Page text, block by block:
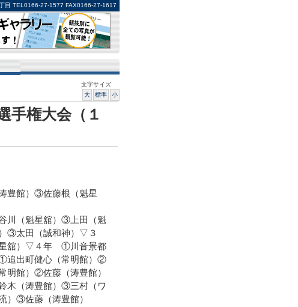
目 TEL0166-27-1577 FAX0166-27-1617
文字サイズ
大
標準 小
権大会（１
館）③佐藤根（魁星
（魁星舘）③上田（魁
③太田（誠和神）▽３
舘）▽４年 ①川音景都
追出町健心（常明館）②
館）②佐藤（涛豊館）
（涛豊館）③三村（ワ
③佐藤（涛豊館）